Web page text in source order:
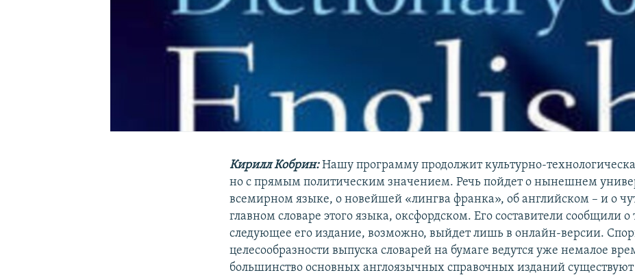
Кирилл Кобрин:Нашу программу продолжит культурно-
но с прямым политическим значением. Речь пойдет о нынешнем
всемирном языке, о новейшей «лингва франка», об английском – и о
главном словаре этого языка, оксфордском. Его составители сообщили о
следующее его издание, возможно, выйдет лишь в онлайн-версии.
целесообразности выпуска словарей на бумаге ведутся уже немалое
большинство основных англоязычных справочных изданий существуют